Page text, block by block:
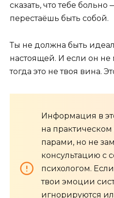
сказать, что тебе
перестаёшь быть собой.
Ты не должна быть
настоящей. И если он
тогда это не твоя вина.
Информация в
на
парами, но не
консультацию с
психологом.
твои эмоции
игнорируются